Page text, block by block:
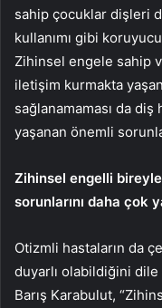
sahip çocuklar dişleri
kullanımı gibi
Zihinsel engele sahip
iletişim kurmakta
sağlanamaması da
yaşanan önemli
Zihinsel engelli
sorunlarını daha çok
Otizmli hastaların da
duyarlı olabildiğini
Barış Karabulut,